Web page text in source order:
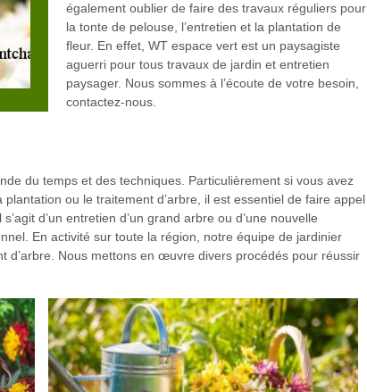
également oublier de faire des travaux réguliers pour
la tonte de pelouse, l’entretien et la plantation de
fleur. En effet, WT espace vert est un paysagiste
aguerri pour tous travaux de jardin et entretien
paysager. Nous sommes à l’écoute de votre besoin,
contactez-nous.
du temps et des techniques. Particulièrement si vous avez
plantation ou le traitement d’arbre, il est essentiel de faire appel
d’un entretien d’un grand arbre ou d’une nouvelle
En activité sur toute la région, notre équipe de jardinier
d’arbre. Nous mettons en œuvre divers procédés pour réussir